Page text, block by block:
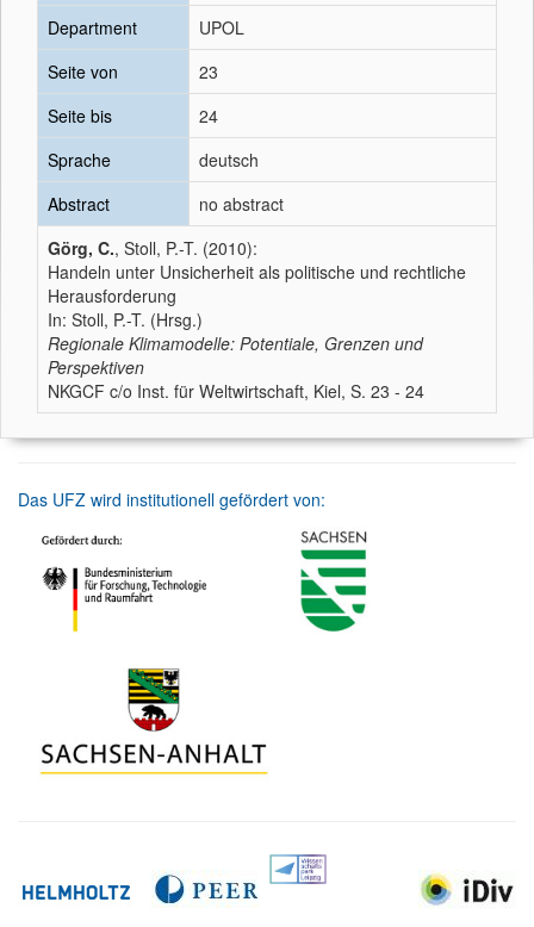
Department
UPOL
Seite von
23
Seite bis
24
Sprache
deutsch
Abstract
no abstract
Görg, C., Stoll, P.-T. (2010):
Handeln unter Unsicherheit als politische und rechtliche
Herausforderung
In: Stoll, P.-T. (Hrsg.)
Regionale Klimamodelle: Potentiale, Grenzen und
Perspektiven
NKGCF c/o Inst. für Weltwirtschaft, Kiel, S. 23 - 24
Das UFZ wird institutionell gefördert von: